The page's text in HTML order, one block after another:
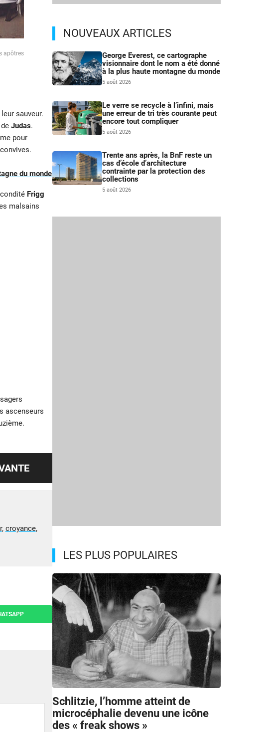
apôtres
sauveur.
Judas.
pour
du monde
Frigg
malsains
ascenseurs
, croyance,
NOUVEAUX ARTICLES
George Everest, ce cartographe
visionnaire dont le nom a été donné
à la plus haute montagne du monde
5 août 2026
Le verre se recycle à l’infini, mais
une erreur de tri très courante peut
encore tout compliquer
5 août 2026
Trente ans après, la BnF reste un
cas d’école d’architecture
contrainte par la protection des
collections
5 août 2026
LES PLUS POPULAIRES
Schlitzie, l’homme atteint de
microcéphalie devenu une icône
des « freak shows »